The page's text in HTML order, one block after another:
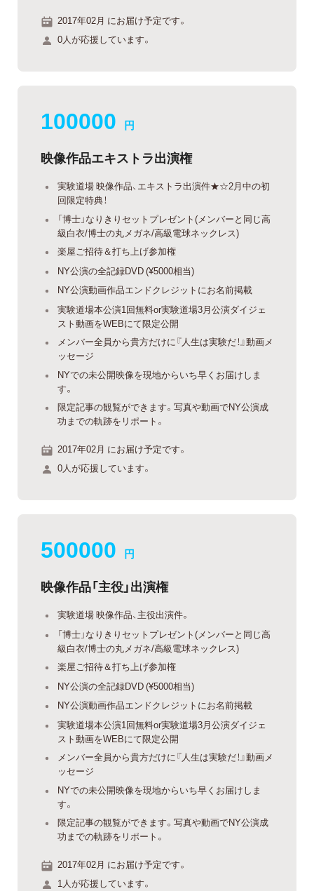
2017年02月 にお届け予定です。
0人が応援しています。
100000 円
映像作品エキストラ出演権
実験道場 映像作品、エキストラ出演件★☆2月中の初
回限定特典！
「博士」なりきりセットプレゼント(メンバーと同じ高
級白衣/博士の丸メガネ/高級電球ネックレス)
楽屋ご招待＆打ち上げ参加権
NY公演の全記録DVD (¥5000相当)
NY公演動画作品エンドクレジットにお名前掲載
実験道場本公演1回無料or実験道場3月公演ダイジェ
スト動画をWEBにて限定公開
メンバー全員から貴方だけに『人生は実験だ！』動画メ
ッセージ
NYでの未公開映像を現地からいち早くお届けしま
す。
限定記事の観覧ができます。写真や動画でNY公演成
功までの軌跡をリポート。
2017年02月 にお届け予定です。
0人が応援しています。
500000 円
映像作品「主役」出演権
実験道場 映像作品、主役出演件。
「博士」なりきりセットプレゼント(メンバーと同じ高
級白衣/博士の丸メガネ/高級電球ネックレス)
楽屋ご招待＆打ち上げ参加権
NY公演の全記録DVD (¥5000相当)
NY公演動画作品エンドクレジットにお名前掲載
実験道場本公演1回無料or実験道場3月公演ダイジェ
スト動画をWEBにて限定公開
メンバー全員から貴方だけに『人生は実験だ！』動画メ
ッセージ
NYでの未公開映像を現地からいち早くお届けしま
す。
限定記事の観覧ができます。写真や動画でNY公演成
功までの軌跡をリポート。
2017年02月 にお届け予定です。
1人が応援しています。